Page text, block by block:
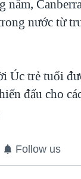
năm,
nước từ
Úc trẻ tuổi
đấu cho
Follow us